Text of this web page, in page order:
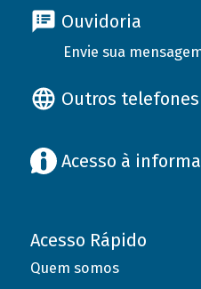
Ouvidoria
Envie sua
Outros
Acesso à
Acesso Rápido
Quem somos